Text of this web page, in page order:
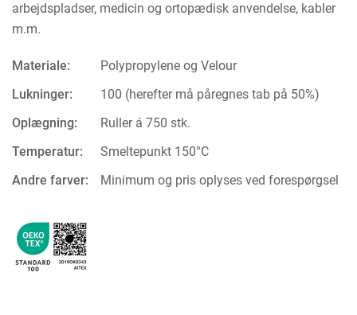
arbejdspladser, medicin og ortopædisk anvendelse, kabler
m.m.
Materiale:
Polypropylene og Velour
Lukninger:
100 (herefter må påregnes tab på 50%)
Oplægning:
Ruller á 750 stk.
Temperatur:
Smeltepunkt 150°C
Andre farver:
Minimum og pris oplyses ved forespørgsel